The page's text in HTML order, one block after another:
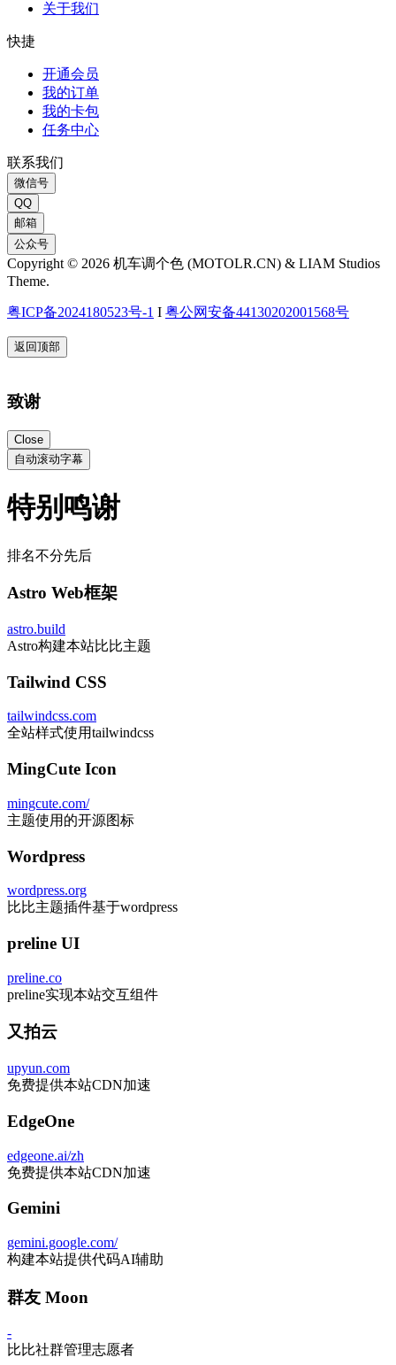
关于我们
快捷
开通会员
我的订单
我的卡包
任务中心
联系我们
微信号
QQ
邮箱
公众号
Copyright © 2026 机车调个色 (MOTOLR.CN) & LIAM Studios
Theme.
粤ICP备2024180523号-1 I 粤公网安备44130202001568号
返回顶部
致谢
Close
自动滚动字幕
特别鸣谢
排名不分先后
Astro Web框架
astro.build
Astro构建本站比比主题
Tailwind CSS
tailwindcss.com
全站样式使用tailwindcss
MingCute Icon
mingcute.com/
主题使用的开源图标
Wordpress
wordpress.org
比比主题插件基于wordpress
preline UI
preline.co
preline实现本站交互组件
又拍云
upyun.com
免费提供本站CDN加速
EdgeOne
edgeone.ai/zh
免费提供本站CDN加速
Gemini
gemini.google.com/
构建本站提供代码AI辅助
群友 Moon
-
比比社群管理志愿者